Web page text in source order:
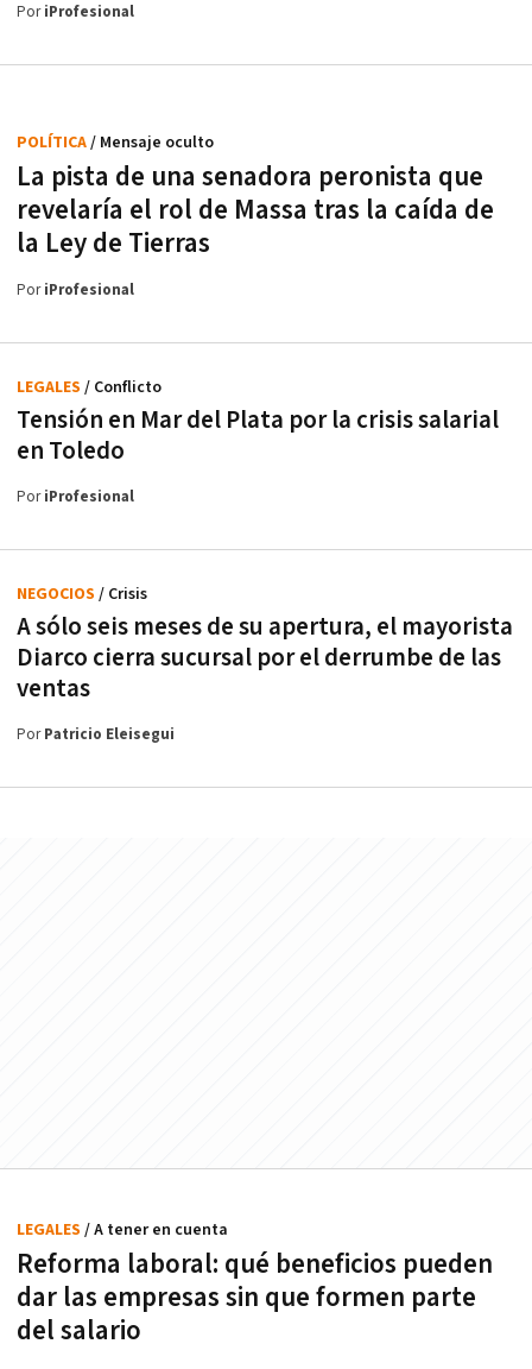
PoriProfesional
La pista de una senadora peronista que
revelaría el rol de Massa tras la caída de
la Ley de Tierras
POLÍTICA/ Mensaje oculto
PoriProfesional
Tensión en Mar del Plata por la crisis salarial
en Toledo
LEGALES / Conflicto
PoriProfesional
A sólo seis meses de su apertura, el mayorista
Diarco cierra sucursal por el derrumbe de las
ventas
NEGOCIOS / Crisis
PorPatricio Eleisegui
Reforma laboral: qué beneficios pueden
dar las empresas sin que formen parte
del salario
LEGALES / A tener en cuenta